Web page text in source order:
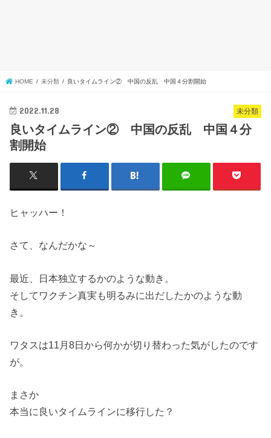
HOME 未分類 良いタイムライン② 中国の反乱 中国４分割開始
未分類
2022.11.28
良いタイムライン② 中国の反乱 中国４分
割開始
ヒャッハー！
さて、なんだかな～
最近、日本独立するかのような動き。
そしてワクチン真実も明るみに出だしたかのような動
き。
ワタスは11月8日から何かが切り替わった気がしたのです
が。
まさか
本当に良いタイムラインに移行した？